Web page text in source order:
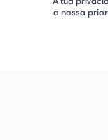
a nossa